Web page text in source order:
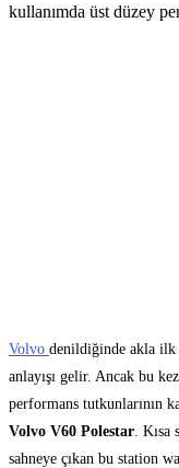
kullanımda üst düzey
Volvo denildiğinde akla ilk
anlayışı gelir. Ancak bu kez
performans tutkunlarının
Volvo V60 Polestar .
sahneye çıkan bu station